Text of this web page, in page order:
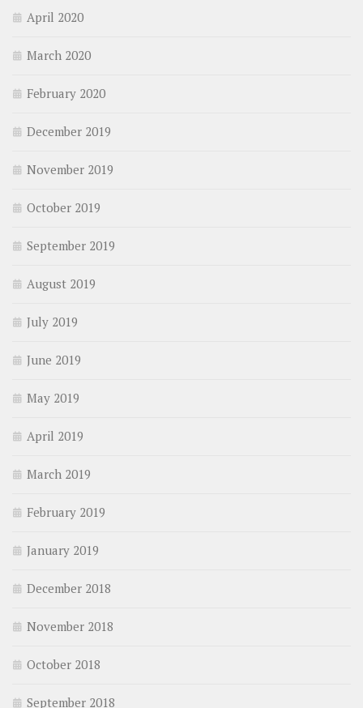
April 2020
March 2020
February 2020
December 2019
November 2019
October 2019
September 2019
August 2019
July 2019
June 2019
May 2019
April 2019
March 2019
February 2019
January 2019
December 2018
November 2018
October 2018
September 2018